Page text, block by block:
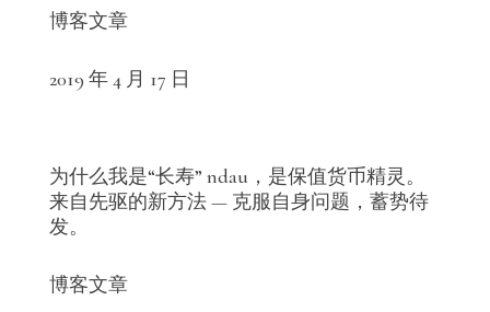
博客文章
2019 年 4 月 17 日
为什么我是“长寿” ndau，是保值货币精灵。
来自先驱的新方法 — 克服自身问题，蓄势待
发。
博客文章